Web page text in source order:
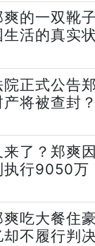
爽的一双靴
生活的真实
院正式公告
产将被查封？
来了？郑爽
执行9050万
爽吃大餐住
却不履行判